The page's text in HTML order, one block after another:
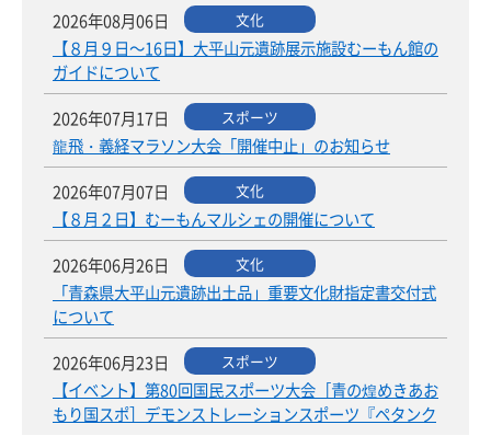
2026年08月06日 文化
【８月９日～16日】大平山元遺跡展示施設むーもん館の
ガイドについて
2026年07月17日
スポーツ
龍飛・義経マラソン大会「開催中止」のお知らせ
2026年07月07日
文化
【８月２日】むーもんマルシェの開催について
2026年06月26日
文化
「青森県大平山元遺跡出土品」重要文化財指定書交付式
について
2026年06月23日
スポーツ
【イベント】第80回国民スポーツ大会［青の煌めきあお
もり国スポ］デモンストレーションスポーツ『ペタンク